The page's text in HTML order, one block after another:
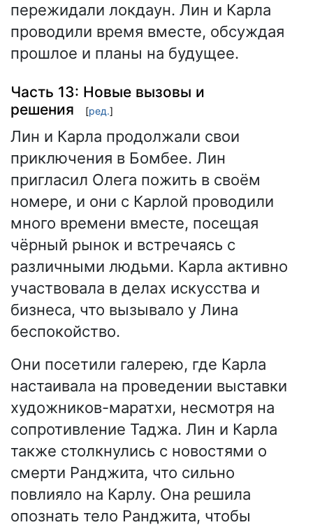
пережидали локдаун. Лин и Карла
проводили время вместе, обсуждая
прошлое и планы на будущее.
Часть 13: Новые вызовы и
решения
[ред.]
Лин и Карла продолжали свои
приключения в Бомбее. Лин
пригласил Олега пожить в своём
номере, и они с Карлой проводили
много времени вместе, посещая
чёрный рынок и встречаясь с
различными людьми. Карла активно
участвовала в делах искусства и
бизнеса, что вызывало у Лина
беспокойство.
Они посетили галерею, где Карла
настаивала на проведении выставки
художников-маратхи, несмотря на
сопротивление Таджа. Лин и Карла
также столкнулись с новостями о
смерти Ранджита, что сильно
повлияло на Карлу. Она решила
опознать тело Ранджита, чтобы